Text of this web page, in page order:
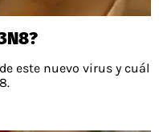
este nuevo virus y cuál